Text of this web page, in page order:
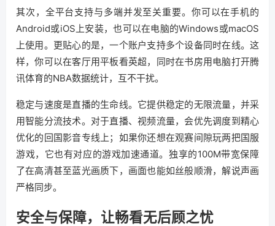
其次，全平台支持与多端并发至关重要。你可以在手机的
Android或iOS上安装，也可以在电脑的Windows或macOS
上使用。更贴心的是，一个账户支持多个设备同时在线。这
样，你可以在客厅用平板看英超，同时在书房用电脑打开腾
讯体育的NBA数据统计，互不干扰。
稳定与速度是直播的生命线。它提供稳定的无限流量，并采
用智能分流技术。对于直播、视频流量，会优先调度到精心
优化的回国影音专线上；如果你还想在观赛间隙玩两把国服
游戏，它也有对应的游戏加速通道。独享的100M带宽保障
了在高清甚至蓝光画质下，画面也能如丝般顺滑，解说声画
严格同步。
安全与保障，让畅看无后顾之忧